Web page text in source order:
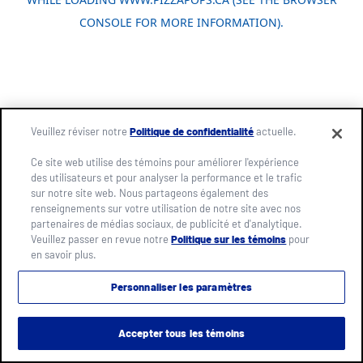
CONSOLE FOR MORE INFORMATION).
Veuillez réviser notrePolitique de confidentialitéactuelle.
Ce site web utilise des témoins pour améliorer l'expérience
des utilisateurs et pour analyser la performance et le trafic
sur notre site web. Nous partageons également des
renseignements sur votre utilisation de notre site avec nos
partenaires de médias sociaux, de publicité et d'analytique.
Veuillez passer en revue notrePolitique sur les témoins pour
en savoir plus.
Personnaliser les paramètres
Accepter tous les témoins